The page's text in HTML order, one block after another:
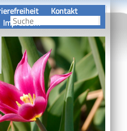
Kontakt
Impressum